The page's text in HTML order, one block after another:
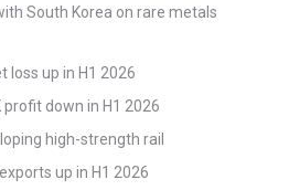
South Korea on rare metals
loss up in H1 2026
profit down in H1 2026
high-strength rail
up in H1 2026